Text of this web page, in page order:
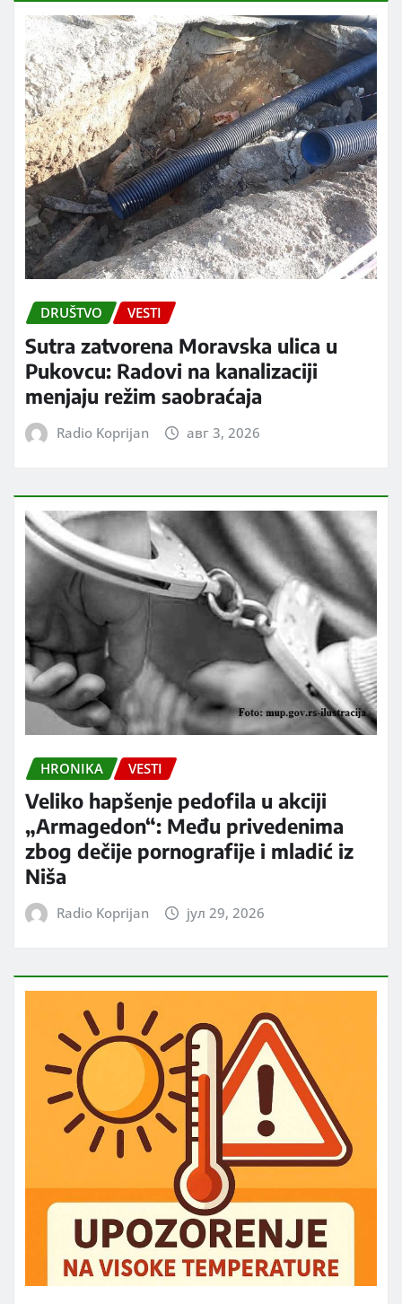
DRUŠTVO VESTI
Sutra zatvorena Moravska ulica u
Pukovcu: Radovi na kanalizaciji
menjaju režim saobraćaja
Radio Koprijan авг 3, 2026
HRONIKA VESTI
Veliko hapšenje pedofila u akciji
„Armagedon“: Među privedenima
zbog dečije pornografije i mladić iz
Niša
Radio Koprijan јул 29, 2026